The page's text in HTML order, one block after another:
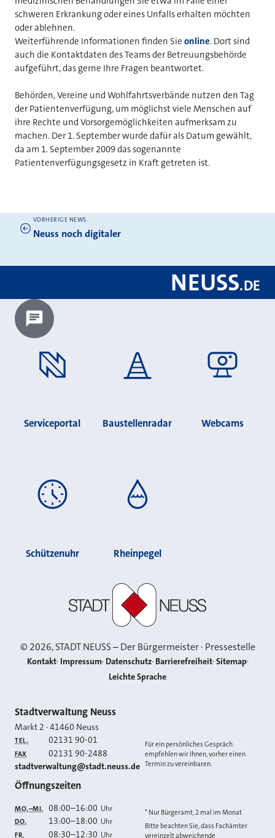
schweren Erkrankung oder eines Unfalls erhalten möchten
oder ablehnen.
Weiterführende Informationen finden Sie online. Dort sind
auch die Kontaktdaten des Teams der Betreuungsbehörde
aufgeführt, das gerne Ihre Fragen beantwortet.
Behörden, Vereine und Wohlfahrtsverbände nutzen den Tag
der Patientenverfügung, um möglichst viele Menschen auf
ihre Rechte und Vorsorgemöglichkeiten aufmerksam zu
machen. Der 1. September wurde dafür als Datum gewählt,
da am 1. September 2009 das sogenannte
Patientenverfügungsgesetz in Kraft getreten ist.
Weitere News
VORHERIGE NEWS
Neuss noch digitaler
NEUSS.DE
Chatbot laden?
Serviceportal Baustellenradar Webcams
Schützenuhr Rheinpegel
©2026, STADT NEUSS – Der Bürgermeister · Pressestelle
Kontakt Impressum Datenschutz Barrierefreiheit Sitemap
Leichte Sprache
Kontakt
Stadtverwaltung Neuss
Markt 2 ·41460 Neuss
TEL. 02131 90-01
FAX 02131 90-2488
E-MAIL
stadtverwaltung@stadt.neuss.de
Für ein persönliches Gespräch
empfehlen wir Ihnen, vorher einen
Termin zu vereinbaren.
Öffnungszeiten
MO.–MI. 08:00–16:00 Uhr
DO. 13:00–18:00 Uhr
FR. 08:30–12:30 Uhr
* Nur Bürgeramt, 2 mal im Monat
Bitte beachten Sie, dass Fachämter
vereinzelt abweichende